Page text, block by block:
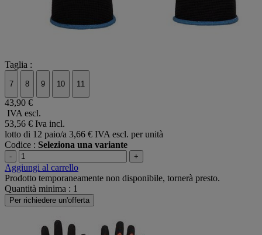
Taglia :
7 8 9 10 11
43,90 €
IVA escl.
53,56 € Iva incl.
lotto di 12 paio/a 3,66 € IVA escl. per unità
Codice : Seleziona una variante
- +
Aggiungi al carrello
Prodotto temporaneamente non disponibile, tornerà presto.
Quantità minima : 1
Per richiedere un'offerta